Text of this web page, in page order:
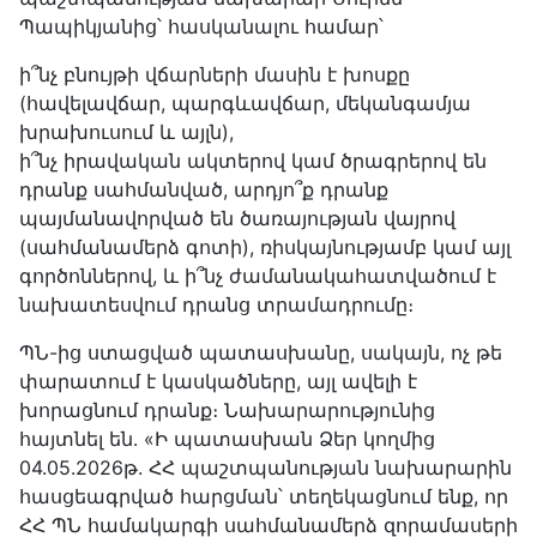
Պապիկյանից՝ հասկանալու համար՝
ի՞նչ բնույթի վճարների մասին է խոսքը
(հավելավճար, պարգևավճար, մեկանգամյա
խրախուսում և այլն),
ի՞նչ իրավական ակտերով կամ ծրագրերով են
դրանք սահմանված, արդյո՞ք դրանք
պայմանավորված են ծառայության վայրով
(սահմանամերձ գոտի), ռիսկայնությամբ կամ այլ
գործոններով, և ի՞նչ ժամանակահատվածում է
նախատեսվում դրանց տրամադրումը։
ՊՆ-ից ստացված պատասխանը, սակայն, ոչ թե
փարատում է կասկածները, այլ ավելի է
խորացնում դրանք։ Նախարարությունից
հայտնել են․ «Ի պատասխան Ձեր կողմից
04.05.2026թ. ՀՀ պաշտպանության նախարարին
հասցեագրված հարցման՝ տեղեկացնում ենք, որ
ՀՀ ՊՆ համակարգի սահմանամերձ զորամասերի